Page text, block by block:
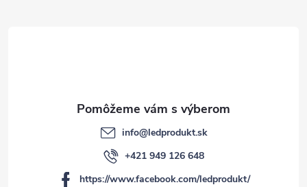
info@ledprodukt.sk
+421 949 126 648
https://www.facebook.com/ledprodukt/